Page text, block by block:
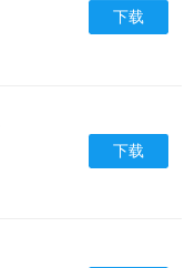
下载
下载